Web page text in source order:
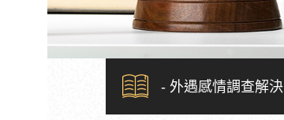
- 外遇感情調查解決